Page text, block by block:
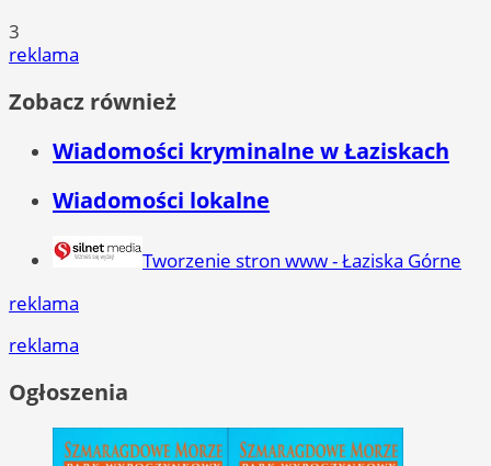
3
reklama
Zobacz również
Wiadomości kryminalne w Łaziskach
Wiadomości lokalne
Tworzenie stron www - Łaziska Górne
reklama
reklama
Ogłoszenia